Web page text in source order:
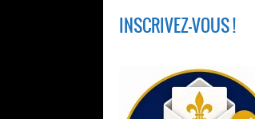
INSCRIVEZ-VOUS !